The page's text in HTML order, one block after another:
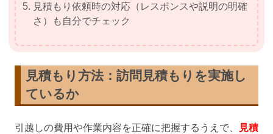
見積もり依頼時の対応（レスポンスや説明の明確
さ）も自分でチェック
見積もり方法：訪問見積もりを実施し
ているか
引越しの費用や作業内容を正確に把握するうえで、
見積